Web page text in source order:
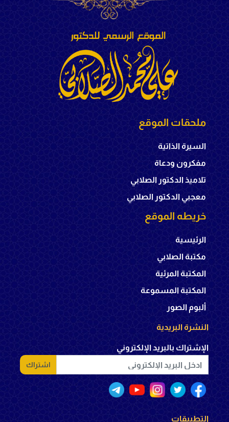
ملحقات الموقع
السيرة الذاتية
مفكرون ودعاة
تلاميذ الدكتور الصلابي
معجبي الدكتور الصلابي
خريطه الموقع
الرئيسية
مكتبة الصلابي
المكتبة المرئية
المكتبة المسموعة
ألبوم الصور
النشرة البريدية
الإشتراك بالبريد الإلكتروني
اشتراك
التطبيقات